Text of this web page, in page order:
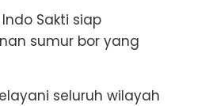
Sakti siap
sumur bor yang
seluruh wilayah